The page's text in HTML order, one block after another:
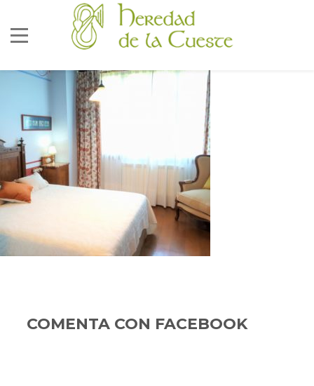
686 92 73 04
correo@lacueste.com
La Cueste 26, LLenín
Asturias
COMENTA CON FACEBOOK